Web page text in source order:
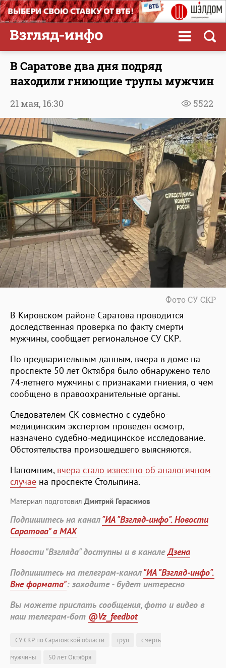
В Саратове два дня подряд
находили гниющие трупы мужчин
5522
21 мая, 16:30
Фото СУ СКР
В Кировском районе Саратова проводится
доследственная проверка по факту смерти
мужчины, сообщает региональное СУ СКР.
По предварительным данным, вчера в доме на
проспекте 50 лет Октября было обнаружено тело
74-летнего мужчины с признаками гниения, о чем
сообщено в правоохранительные органы.
Следователем СК совместно с судебно-
медицинским экспертом проведен осмотр,
назначено судебно-медицинское исследование.
Обстоятельства произошедшего выясняются.
Напомним, вчера стало известно об аналогичном
случае на проспекте Столыпина.
Материал подготовил Дмитрий Герасимов
Подпишитесь на канал"ИА "Взгляд-инфо". Новости
Саратова" в MAX
Новости "Взгляда" доступны и в каналеДзена
Подпишитесь на телеграм-канал"ИА "Взгляд-инфо".
Вне формата": заходите - будет интересно
Вы можете прислать сообщения, фото и видео в
наш телеграм-бот @Vz_feedbot
СУ СКР по Саратовской области труп
смерть
мужчины
50 лет Октября